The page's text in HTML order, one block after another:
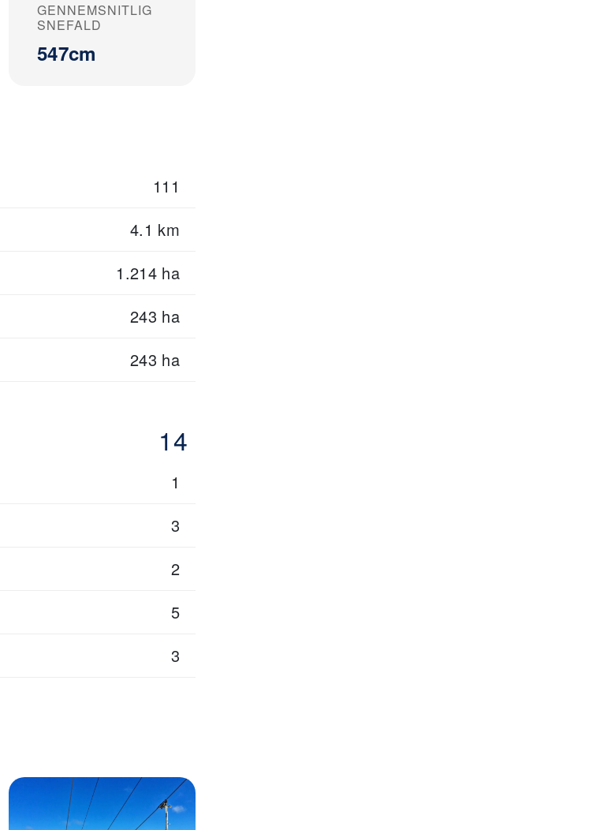
GENNEMSNITLIG
SNEFALD
547cm
111
4.1 km
1.214 ha
243 ha
243 ha
14
1
3
2
5
3